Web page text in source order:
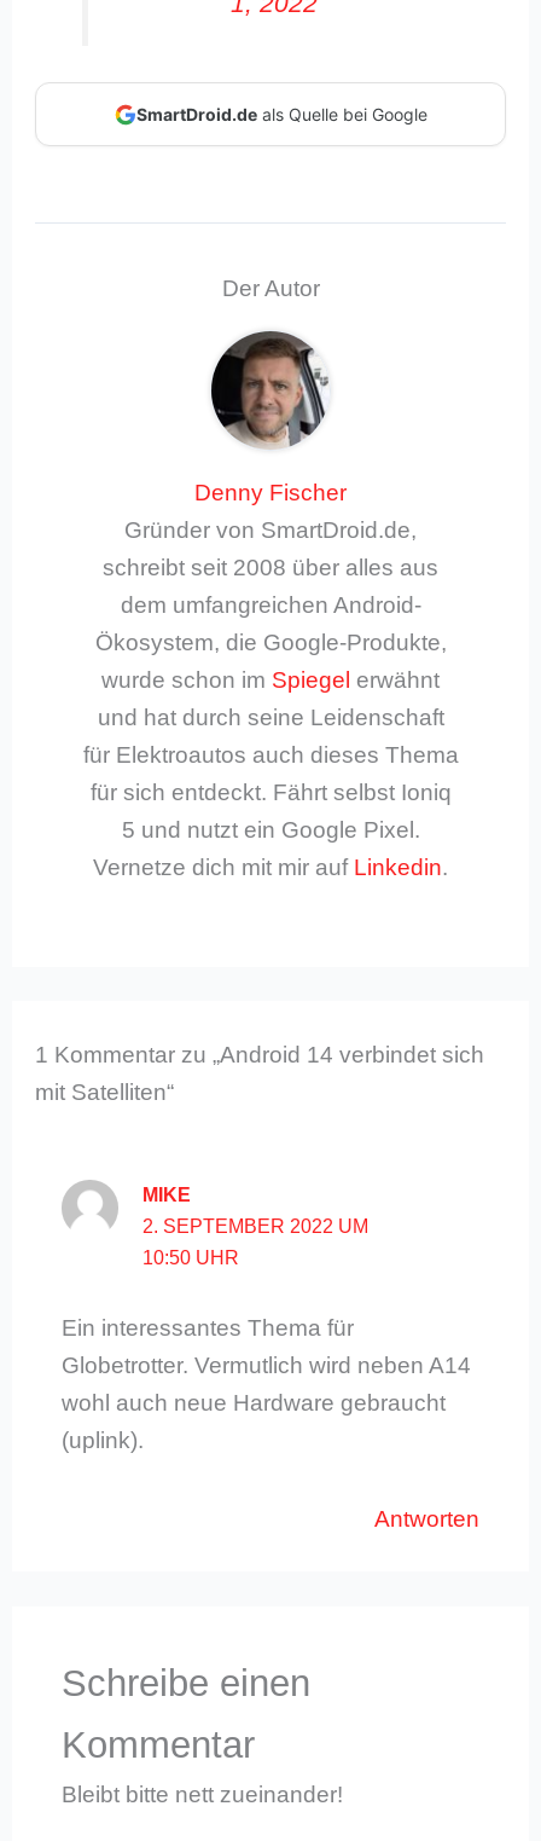
SmartDroid.deals Quelle bei Google
Der Autor
Denny Fischer
Gründer von SmartDroid.de,
schreibt seit 2008 über alles aus
dem umfangreichen Android-
Ökosystem, die Google-Produkte,
wurde schon im Spiegel erwähnt
und hat durch seine Leidenschaft
für Elektroautos auch dieses Thema
für sich entdeckt. Fährt selbst Ioniq
5 und nutzt ein Google Pixel.
Vernetze dich mit mir auf Linkedin.
1 Kommentar zu „Android 14 verbindet sich
mit Satelliten“
MIKE
2. SEPTEMBER 2022 UM
10:50 UHR
Ein interessantes Thema für
Globetrotter. Vermutlich wird neben A14
wohl auch neue Hardware gebraucht
(uplink).
Antworten
Schreibe einen
Kommentar
Bleibt bitte nett zueinander!